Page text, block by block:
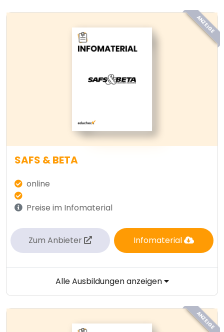
ANZEIGE
SAFS & BETA
online
Preise im Infomaterial
Zum Anbieter Infomaterial
Alle Ausbildungen anzeigen
ANZEIGE